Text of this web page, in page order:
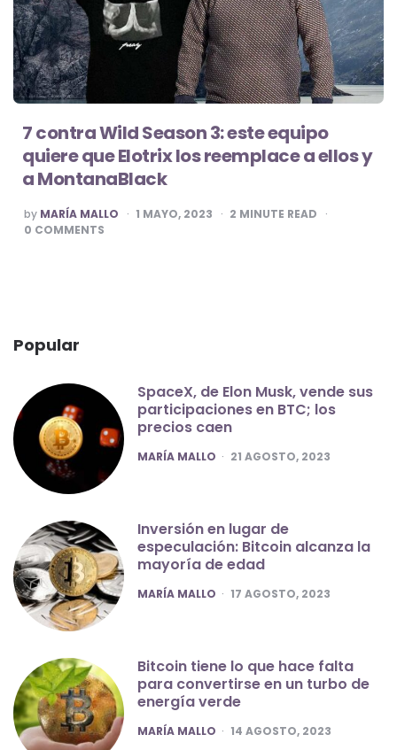
7 contra Wild Season 3: este equipo
quiere que Elotrix los reemplace a ellos y
a MontanaBlack
POSTED
BY
by MARÍA MALLO 1 MAYO, 2023 2 MINUTE READ
0 COMMENTS
Popular
SpaceX, de Elon Musk, vende sus
participaciones en BTC; los
precios caen
POSTED
MARÍA MALLO 21 AGOSTO, 2023
Inversión en lugar de
especulación: Bitcoin alcanza la
mayoría de edad
POSTED
MARÍA MALLO 17 AGOSTO, 2023
Bitcoin tiene lo que hace falta
para convertirse en un turbo de
energía verde
POSTED
MARÍA MALLO 14 AGOSTO, 2023